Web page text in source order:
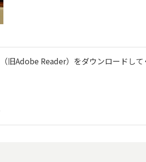
旧Adobe Reader）をダウンロードして